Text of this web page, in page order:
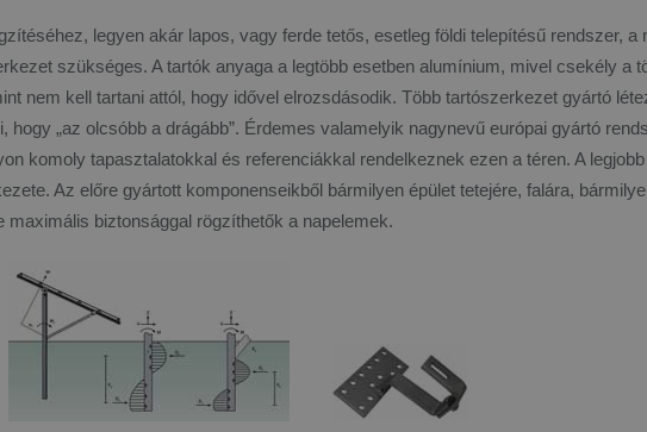
legyen akár lapos, vagy ferde tetős, esetleg földi telepítésű rendszer, a
szükséges. A tartók anyaga a legtöbb esetben alumínium, mivel csekély a
nem kell tartani attól, hogy idővel elrozsdásodik. Több tartószerkezet gyártó
hogy „az olcsóbb a drágább”. Érdemes valamelyik nagynevű európai gyártó
komoly tapasztalatokkal és referenciákkal rendelkeznek ezen a téren. A
Az előre gyártott komponenseikből bármilyen épület tetejére, falára,
maximális biztonsággal rögzíthetők a napelemek.